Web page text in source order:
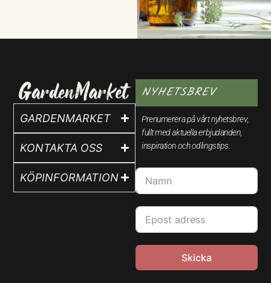
GARDENMARKET
KONTAKTA OSS
KÖPINFORMATION
NYHETSBREV
Prenumerera på vårt nyhetsbrev,
fullt med aktuella erbjudanden,
inspiration och odlingstips.
Skicka